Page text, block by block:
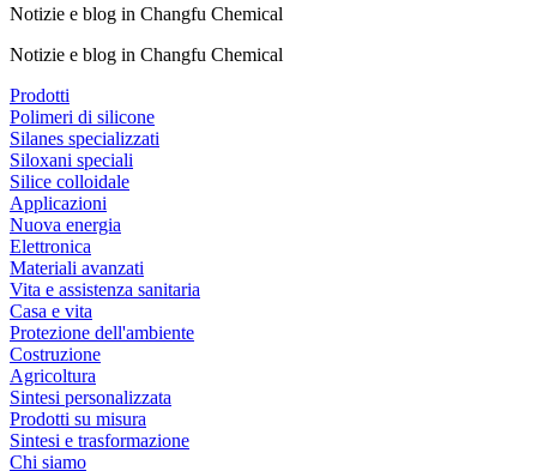
Notizie e blog in Changfu Chemical
Notizie e blog in Changfu Chemical
Prodotti
Polimeri di silicone
Silanes specializzati
Siloxani speciali
Silice colloidale
Applicazioni
Nuova energia
Elettronica
Materiali avanzati
Vita e assistenza sanitaria
Casa e vita
Protezione dell'ambiente
Costruzione
Agricoltura
Sintesi personalizzata
Prodotti su misura
Sintesi e trasformazione
Chi siamo